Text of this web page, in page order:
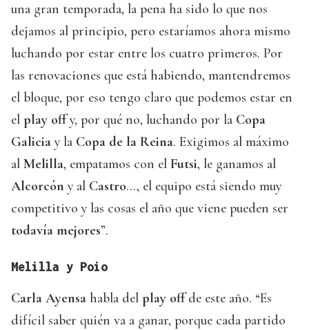
una gran temporada, la pena ha sido lo que nos
dejamos al principio, pero estaríamos ahora mismo
luchando por estar entre los cuatro primeros. Por
las renovaciones que está habiendo, mantendremos
el bloque, por eso tengo claro que podemos estar en
el play offy, por qué no, luchando por la Copa
Galicia y la Copa de la Reina. Exigimos al máximo
al Melilla, empatamos con el Futsi, le ganamos al
Alcorcón y al Castro…, el equipo está siendo muy
competitivo y las cosas el año que viene pueden ser
todavía mejores”.
Melilla y Poio
Carla Ayensa habla del play offde este año. “Es
difícil saber quién va a ganar, porque cada partido